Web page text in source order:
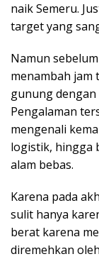
naik Semeru.
target yang
Namun
menambah
gunung
Pengalaman
mengenali
logistik, hingga
alam bebas.
Karena pada
sulit hanya
berat karena
diremehkan